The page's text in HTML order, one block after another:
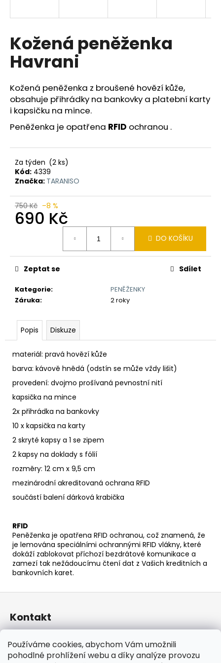
Používáme cookies, abychom Vám umožnili
pohodlné prohlížení webu a díky analýze provozu
Kožená peněženka
Havrani
Kožená peněženka z broušené hovězí kůže,
obsahuje přihrádky na bankovky a platební karty
i kapsičku na mince.
Peněženka je opatřena RFID ochranou .
Za týden (2 ks)
Kód: 4339
Značka: TARANISO
750 Kč –8 %
690 Kč
DO KOŠÍKU
Kategorie:
PENĚŽENKY
Záruka: 2 roky
Zeptat se Sdílet
Popis Diskuze
materiál: pravá hovězí kůže
barva: kávově hnědá (odstín se může vždy lišit)
provedení: dvojmo prošívaná pevnostní nití
kapsička na mince
2x přihrádka na bankovky
10 x kapsička na karty
2 skryté kapsy a 1 se zipem
2 kapsy na doklady s fólií
rozměry: 12 cm x 9,5 cm
mezinárodní akreditovaná ochrana RFID
součástí balení dárková krabička
RFID
Peněženka je opatřena RFID ochranou, což znamená, že
je lemována speciálními ochrannými RFID vlákny, které
dokáží zablokovat příchozí bezdrátové komunikace a
zamezí tak nežádoucímu čtení dat z Vašich kreditních a
bankovních karet.
í
t
?
HLEDAT
D
o
p
r
u
e
m
TLUSTÝ
VÁCLAVA
K
RAŽBY
725
LET
Č.81
7
250
Kč
Z
p
a
Kontakt
+420 732 241 665
TARANISO